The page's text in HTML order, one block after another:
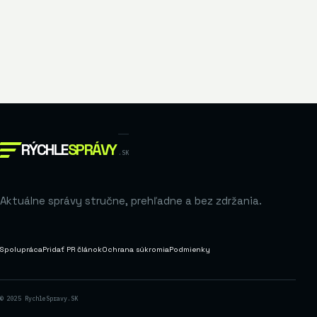
RÝCHLESPRÁVY .SK
Aktuálne správy stručne, prehľadne a bez zdržania.
SpoluprácaPridať PR článokOchrana súkromiaPodmienky
© 2025 RychleSpravy.SK